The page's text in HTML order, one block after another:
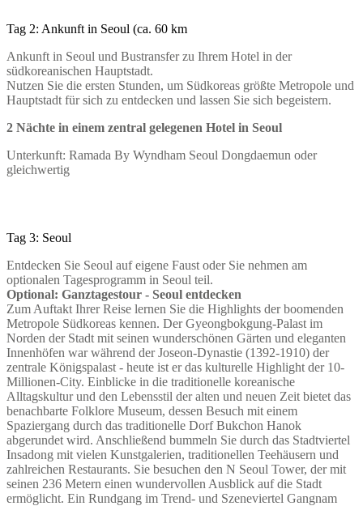
Tag 2: Ankunft in Seoul (ca. 60 km
Ankunft in Seoul und Bustransfer zu Ihrem Hotel in der
südkoreanischen Hauptstadt.
Nutzen Sie die ersten Stunden, um Südkoreas größte Metropole und
Hauptstadt für sich zu entdecken und lassen Sie sich begeistern.
2 Nächte in einem zentral gelegenen Hotel in Seoul
Unterkunft: Ramada By Wyndham Seoul Dongdaemun oder
gleichwertig
Tag 3: Seoul
Entdecken Sie Seoul auf eigene Faust oder Sie nehmen am
optionalen Tagesprogramm in Seoul teil.
Optional: Ganztagestour - Seoul entdecken
Zum Auftakt Ihrer Reise lernen Sie die Highlights der boomenden
Metropole Südkoreas kennen. Der Gyeongbokgung-Palast im
Norden der Stadt mit seinen wunderschönen Gärten und eleganten
Innenhöfen war während der Joseon-Dynastie (1392-1910) der
zentrale Königspalast - heute ist er das kulturelle Highlight der 10-
Millionen-City. Einblicke in die traditionelle koreanische
Alltagskultur und den Lebensstil der alten und neuen Zeit bietet das
benachbarte Folklore Museum, dessen Besuch mit einem
Spaziergang durch das traditionelle Dorf Bukchon Hanok
abgerundet wird. Anschließend bummeln Sie durch das Stadtviertel
Insadong mit vielen Kunstgalerien, traditionellen Teehäusern und
zahlreichen Restaurants. Sie besuchen den N Seoul Tower, der mit
seinen 236 Metern einen wundervollen Ausblick auf die Stadt
ermöglicht. Ein Rundgang im Trend- und Szeneviertel Gangnam